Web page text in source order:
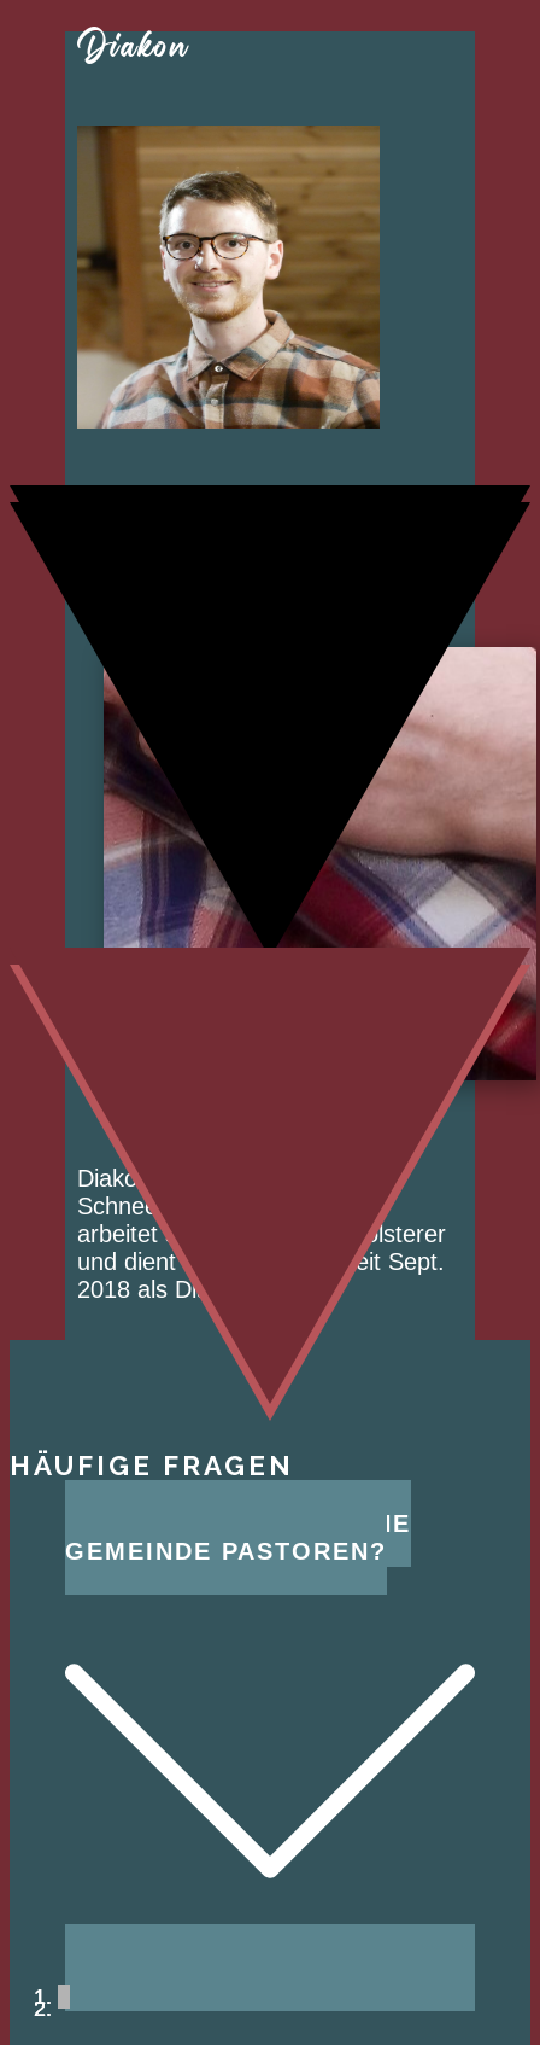
Diakon
Diakon der Gemeinde. Daniel
Schneeberger ist verheiratet,
arbeitet selbstständig als Polsterer
und dient der Gemeinde seit Sept.
2018 als Diakon.
HÄUFIGE FRAGEN
WARUM BRAUCHT EINE
GEMEINDE PASTOREN?